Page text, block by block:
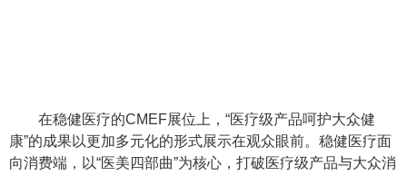
在稳健医疗的CMEF展位上，“医疗级产品呵护大众健
康”的成果以更加多元化的形式展示在观众眼前。稳健医疗面
向消费端，以“医美四部曲”为核心，打破医疗级产品与大众消